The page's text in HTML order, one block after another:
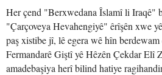
Her çend "Berxwedana Îslamî li Iraqê"
"Çarçoveya Hevahengiyê" êrîşên xwe
paş xistibe jî, lê egera wê hîn
Fermandarê Giştî yê Hêzên Çekdar Elî
amadebaşiya herî bilind hatiye